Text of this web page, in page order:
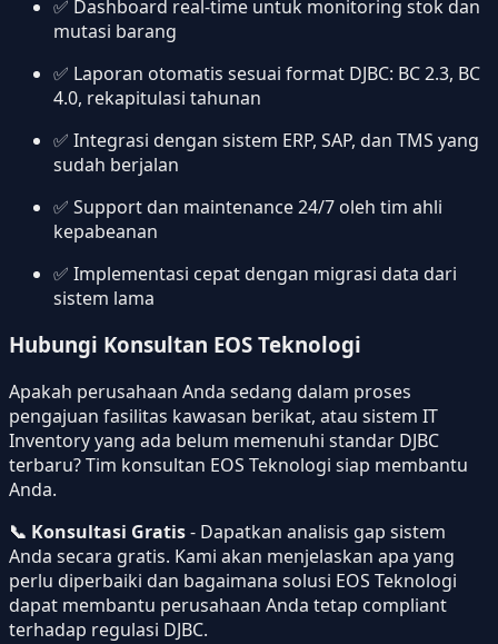
✅ Dashboard real-time untuk monitoring stok dan
mutasi barang
✅ Laporan otomatis sesuai format DJBC: BC 2.3, BC
4.0, rekapitulasi tahunan
✅ Integrasi dengan sistem ERP, SAP, dan TMS yang
sudah berjalan
✅ Support dan maintenance 24/7 oleh tim ahli
kepabeanan
✅ Implementasi cepat dengan migrasi data dari
sistem lama
Hubungi Konsultan EOS Teknologi
Apakah perusahaan Anda sedang dalam proses
pengajuan fasilitas kawasan berikat, atau sistem IT
Inventory yang ada belum memenuhi standar DJBC
terbaru? Tim konsultan EOS Teknologi siap membantu
Anda.
📞 Konsultasi Gratis- Dapatkan analisis gap sistem
Anda secara gratis. Kami akan menjelaskan apa yang
perlu diperbaiki dan bagaimana solusi EOS Teknologi
dapat membantu perusahaan Anda tetap compliant
terhadap regulasi DJBC.